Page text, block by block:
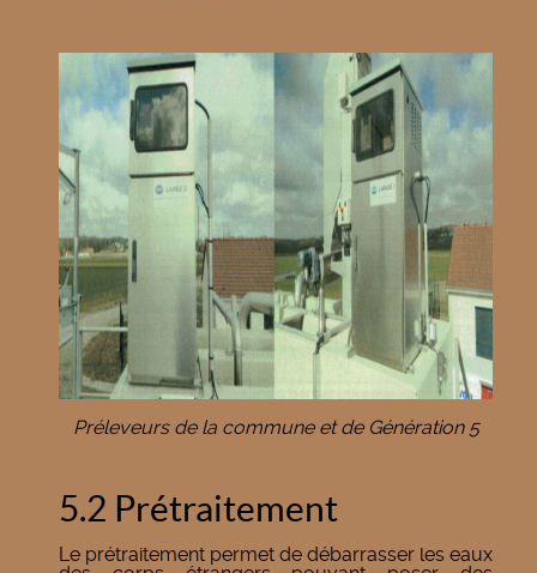
Préleveurs de la commune et de Génération 5
5.2 Prétraitement
Le prétraitement permet de débarrasser les eaux